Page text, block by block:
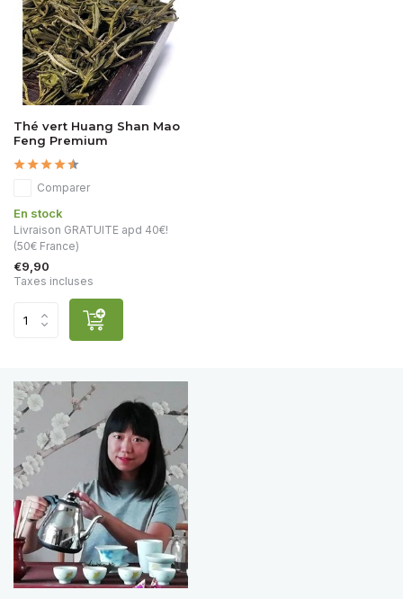
Thé vert Huang Shan Mao
Feng Premium
Comparer
En stock
Livraison GRATUITE apd 40€!
(50€ France)
€9,90
Taxes incluses